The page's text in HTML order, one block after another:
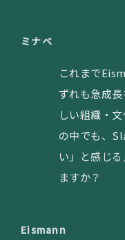
ミナベ
これまで
ずれも急成
しい組織・
の中でも、
い」と感じ
ますか？
Eismann